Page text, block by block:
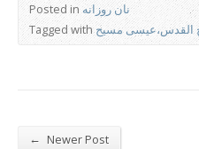
Posted in نان روزانه
Tagged withالقدس،عیسی مسیح
← Newer Post